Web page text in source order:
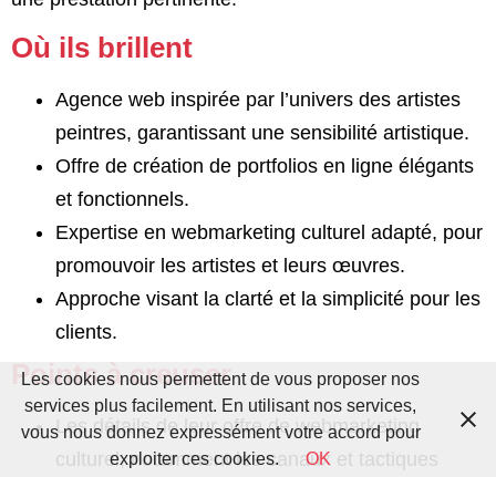
Où ils brillent
Agence web inspirée par l’univers des artistes
peintres, garantissant une sensibilité artistique.
Offre de création de portfolios en ligne élégants
et fonctionnels.
Expertise en webmarketing culturel adapté, pour
promouvoir les artistes et leurs œuvres.
Approche visant la clarté et la simplicité pour les
clients.
Points à creuser
Les détails de leur offre de webmarketing
culturel, notamment les canaux et tactiques
Les cookies nous permettent de vous proposer nos
services plus facilement. En utilisant nos services,
vous nous donnez expressément votre accord pour
exploiter ces cookies.
OK